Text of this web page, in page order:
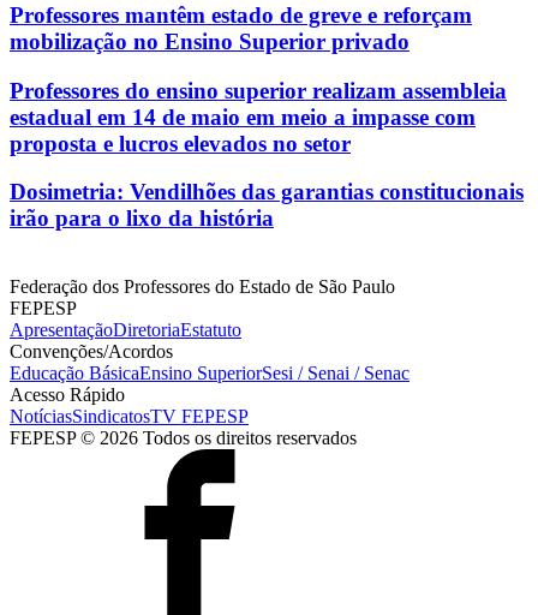
Professores mantêm estado de greve e reforçam
mobilização no Ensino Superior privado
Professores do ensino superior realizam assembleia
estadual em 14 de maio em meio a impasse com
proposta e lucros elevados no setor
Dosimetria: Vendilhões das garantias constitucionais
irão para o lixo da história
Federação dos Professores do Estado de São Paulo
FEPESP
ApresentaçãoDiretoriaEstatuto
Convenções/Acordos
Educação BásicaEnsino SuperiorSesi / Senai / Senac
Acesso Rápido
NotíciasSindicatosTV FEPESP
FEPESP © 2026 Todos os direitos reservados